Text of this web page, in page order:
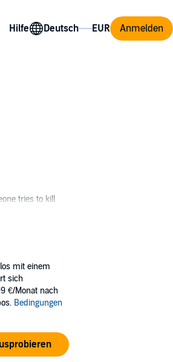
Hilfe Anmelden
tries to kill
Cecile Nazari.
mit einem
sich
€/Monat nach
Bedingungen